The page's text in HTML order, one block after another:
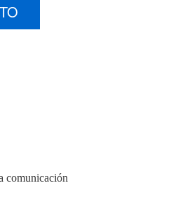
comunicación